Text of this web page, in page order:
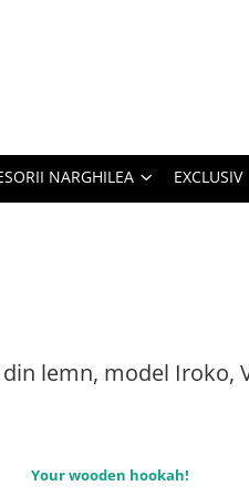
NARGHILEA EXCLUSIV
lemn, model Iroko,
Your wooden hookah!